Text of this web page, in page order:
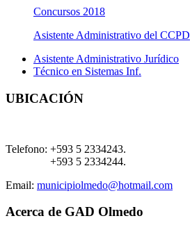
Concursos 2018
Asistente Administrativo del CCPD
Asistente Administrativo Jurídico
Técnico en Sistemas Inf.
UBICACIÓN
Telefono: +593 5 2334243.
+593 5 2334244.
Email: municipiolmedo@hotmail.com
Acerca de GAD Olmedo